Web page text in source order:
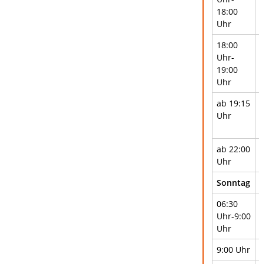
18:00
Uhr
18:00
Uhr-
19:00
Uhr
ab 19:15
Uhr
ab 22:00
Uhr
Sonntag
06:30
Uhr-9:00
Uhr
9:00 Uhr